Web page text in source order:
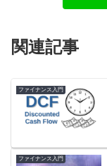
関連記事
ファイナンス入門
ファイナンス入門